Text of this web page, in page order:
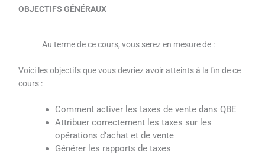
OBJECTIFS GÉNÉRAUX
Au terme de ce cours, vous serez en mesure de :
Voici les objectifs que vous devriez avoir atteints à la fin de ce
cours :
Comment activer les taxes de vente dans QBE
Attribuer correctement les taxes sur les
opérations d’achat et de vente
Générer les rapports de taxes